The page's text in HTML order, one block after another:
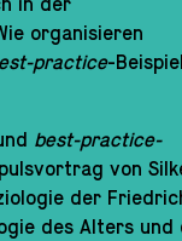
in der
organisieren
practice-
best-practice-
von
der
des Alters und